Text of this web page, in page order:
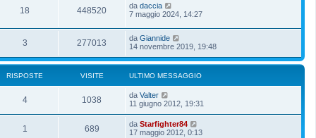
18 448520 da daccia
7 maggio 2024, 14:27
3 277013 da Giannide
14 novembre 2019, 19:48
RISPOSTE VISITE ULTIMO MESSAGGIO
4 1038 da Valter
11 giugno 2012, 19:31
1 689 da Starfighter84
17 maggio 2012, 0:13